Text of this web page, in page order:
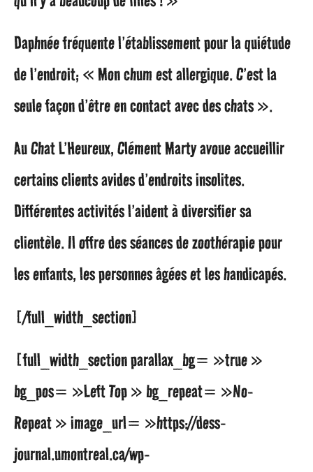
Daphnée fréquente l’établissement pour la quiétude
de l’endroit; « Mon chum est allergique. C’est la
seule façon d’être en contact avec des chats ».
Au Chat L’Heureux, Clément Marty avoue accueillir
certains clients avides d’endroits insolites.
Différentes activités l’aident à diversifier sa
clientèle. Il offre des séances de zoothérapie pour
les enfants, les personnes âgées et les handicapés.
[/full_width_section]
[full_width_section parallax_bg= »true »
bg_pos= »Left Top » bg_repeat= »No-
Repeat » image_url= »https://dess-
journal.umontreal.ca/wp-